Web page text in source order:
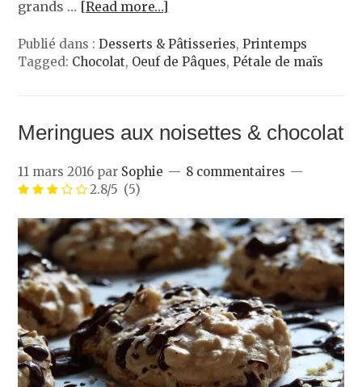
grands … [Read more…]
Publié dans :Desserts & Pâtisseries,Printemps
Tagged: Chocolat, Oeuf de Pâques,Pétale de maïs
Meringues aux noisettes & chocolat
11 mars 2016 par Sophie
8 commentaires
2.8/5 (5)